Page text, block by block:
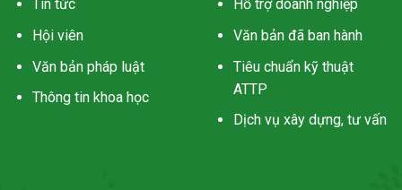
Tin tức
Hội viên
Văn bản pháp luật
Thông tin khoa học
Hỗ trợ doanh nghiệp
Văn bản đã ban hành
Tiêu chuẩn kỹ thuật
ATTP
Dịch vụ xây dựng, tư vấn